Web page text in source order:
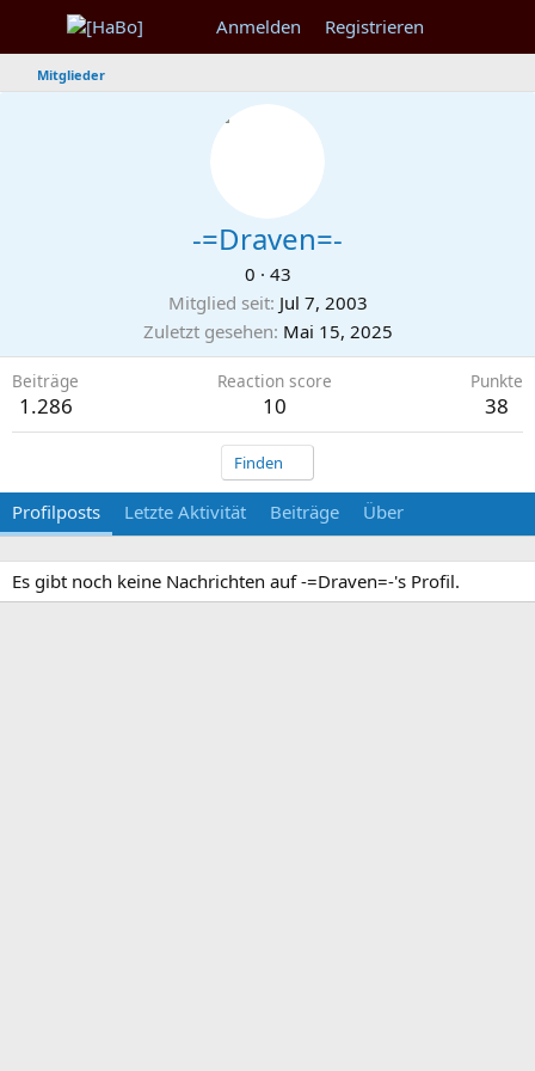
Anmelden Registrieren
Mitglieder
-=Draven=-
0 · 43
Mitglied seit Jul 7, 2003
Zuletzt gesehen Mai 15, 2025
Beiträge
1.286
Reaction score
10
Punkte
38
Finden
Profilposts Letzte Aktivität Beiträge Über
Es gibt noch keine Nachrichten auf -=Draven=-'s Profil.